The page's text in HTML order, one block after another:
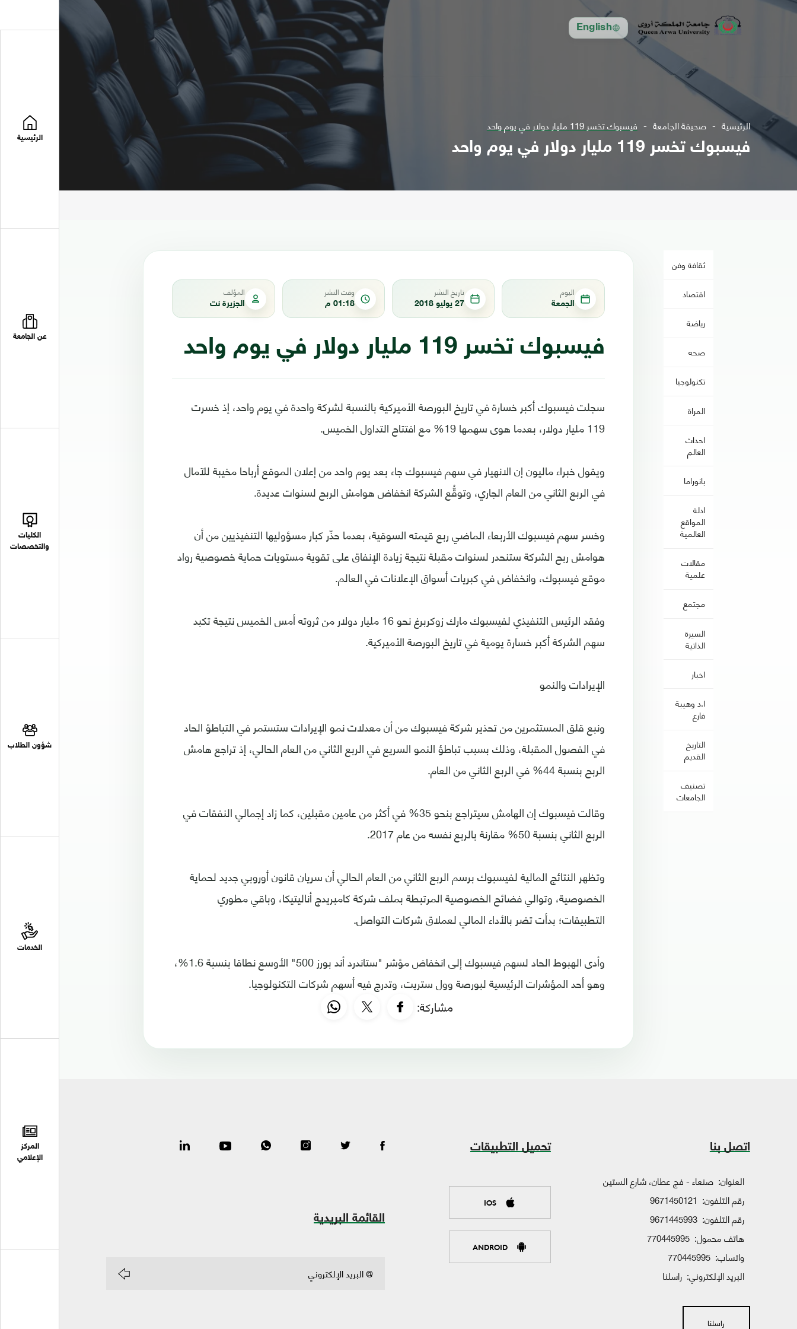
English
الرئيسية
عن الجامعة
الكليات
والتخصصات
شؤون الطلاب
الخدمات
المركز
الإعلامي
الرئيسية صحيفة الجامعة فيسبوك تخسر 119 مليار دولار في يوم واحد
فيسبوك تخسر 119 مليار دولار في يوم واحد
ثقافة وفن
اقتصاد
رياضة
صحه
تكنولوجيا
المراة
احداث
العالم
بانوراما
ادلة
المواقع
العالمية
مقالات
علمية
مجتمع
السيرة
الذاتية
اخبار
ا.د وهيبة
فارع
التاريخ
القديم
تصنيف
الجامعات
اليوم
الجمعة
تاريخ النشر
27 يوليو 2018
وقت النشر
01:18 م
المؤلف
الجزيرة نت
فيسبوك تخسر 119 مليار دولار في يوم واحد
سجلت فيسبوك أكبر خسارة في تاريخ البورصة الأميركية بالنسبة لشركة واحدة في يوم واحد، إذ خسرت
119 مليار دولار، بعدما هوى سهمها 19% مع افتتاح التداول الخميس.
ويقول خبراء ماليون إن الانهيار في سهم فيسبوك جاء بعد يوم واحد من إعلان الموقع أرباحا مخيبة للآمال
في الربع الثاني من العام الجاري، وتوقُّع الشركة انخفاض هوامش الربح لسنوات عديدة.
وخسر سهم فيسبوك الأربعاء الماضي ربع قيمته السوقية، بعدما حذّر كبار مسؤوليها التنفيذيين من أن
هوامش ربح الشركة ستنحدر لسنوات مقبلة نتيجة زيادة الإنفاق على تقوية مستويات حماية خصوصية رواد
موقع فيسبوك، وانخفاض في كبريات أسواق الإعلانات في العالم.
وفقد الرئيس التنفيذي لفيسبوك مارك زوكربرغ نحو 16 مليار دولار من ثروته أمس الخميس نتيجة تكبد
سهم الشركة أكبر خسارة يومية في تاريخ البورصة الأميركية.
الإيرادات والنمو
ونبع قلق المستثمرين من تحذير شركة فيسبوك من أن معدلات نمو الإيرادات ستستمر في التباطؤ الحاد
في الفصول المقبلة، وذلك بسبب تباطؤ النمو السريع في الربع الثاني من العام الحالي، إذ تراجع هامش
الربح بنسبة 44% في الربع الثاني من العام.
وقالت فيسبوك إن الهامش سيتراجع بنحو 35% في أكثر من عامين مقبلين، كما زاد إجمالي النفقات في
الربع الثاني بنسبة 50% مقارنة بالربع نفسه من عام 2017.
وتظهر النتائج المالية لفيسبوك برسم الربع الثاني من العام الحالي أن سريان قانون أوروبي جديد لحماية
الخصوصية، وتوالي فضائح الخصوصية المرتبطة بملف شركة كامبريدج أناليتيكا، وباقي مطوري
التطبيقات؛ بدأت تضر بالأداء المالي لعملاق شركات التواصل.
وأدى الهبوط الحاد لسهم فيسبوك إلى انخفاض مؤشر "ستاندرد أند بورز 500" الأوسع نطاقا بنسبة 1.6%،
وهو أحد المؤشرات الرئيسية لبورصة وول ستريت، وتدرج فيه أسهم شركات التكنولوجيا.
مشاركة:
اتصل بنا
العنوان: صنعاء - فج عطان، شارع الستين
رقم التلفون: 9671450121
رقم التلفون: 9671445993
هاتف محمول: 770445995
واتساب: 770445995
البريد الإلكتروني: راسلنا
راسلنا
تحميل التطبيقات
IOS
ANDROID
القائمة البريدية